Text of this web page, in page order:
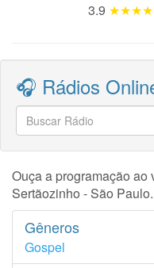
3.9
🎧 Rádios
Ouça a programação
Sertãozinho - São
Gêneros
Gospel